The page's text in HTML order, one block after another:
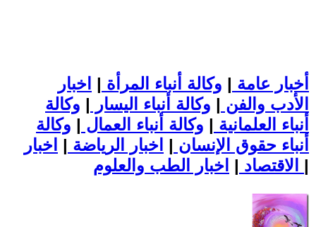
أخبار عامة | وكالة أنباء المرأة | اخبار
الأدب والفن | وكالة أنباء اليسار | وكالة
أنباء العلمانية | وكالة أنباء العمال | وكالة
أنباء حقوق الإنسان | اخبار الرياضة | اخبار
الاقتصاد | |